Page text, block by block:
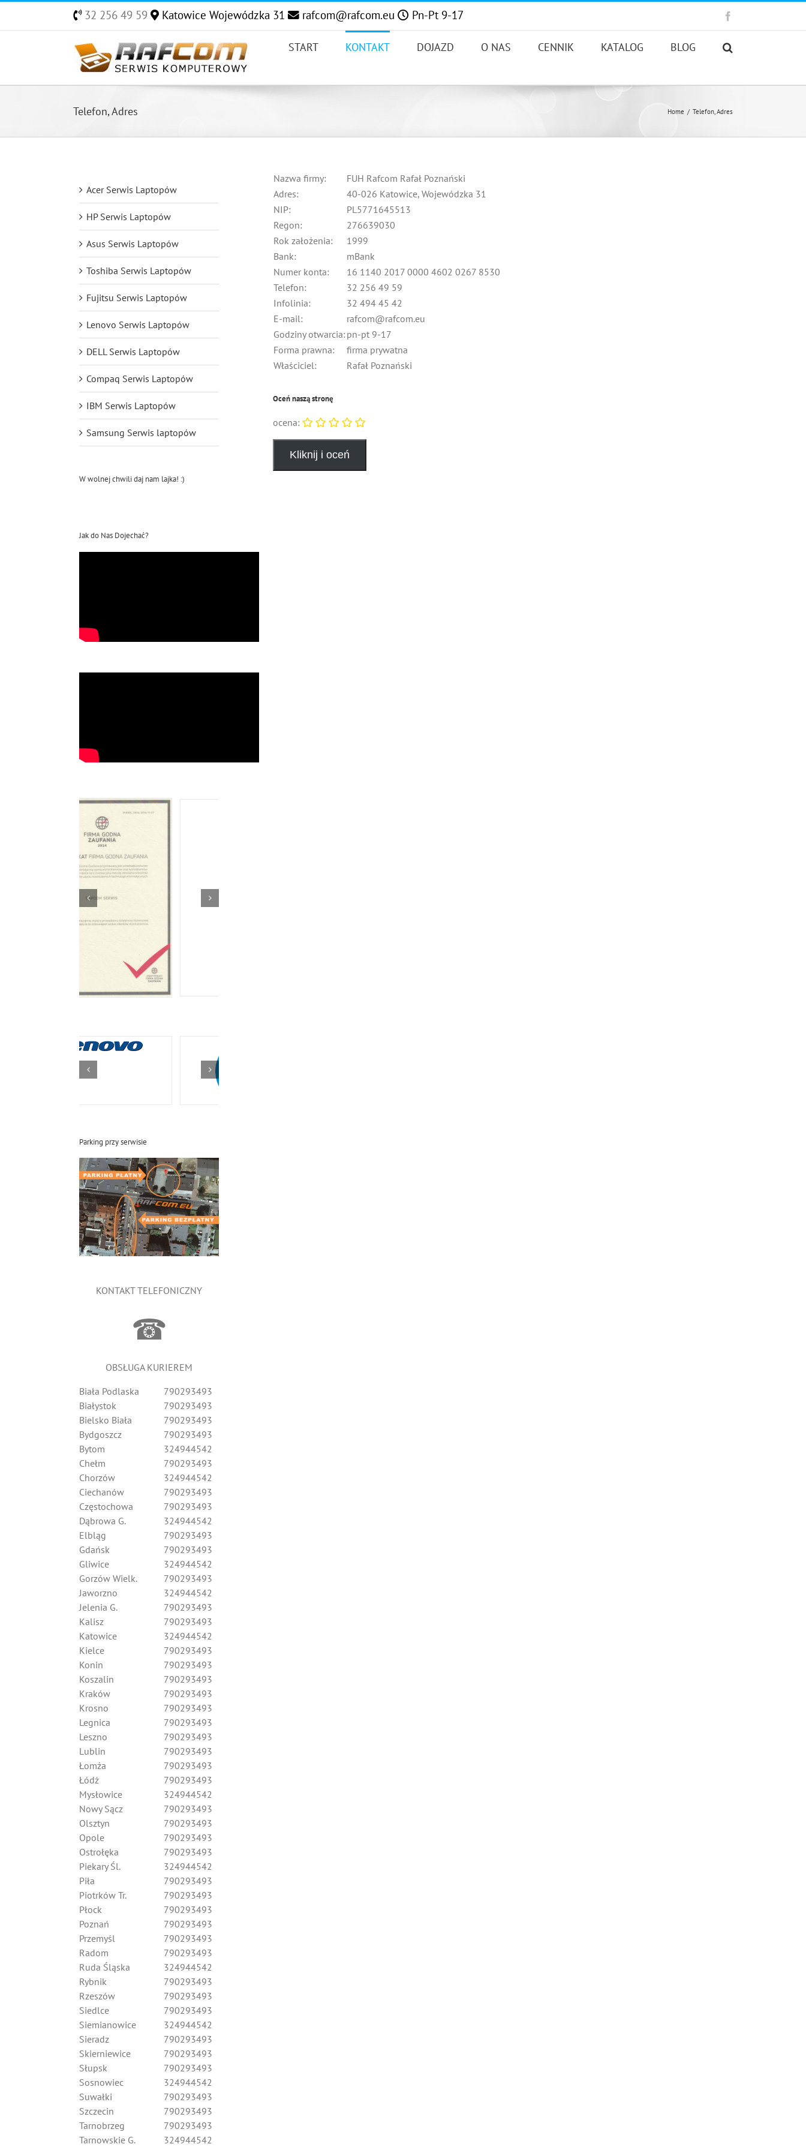
32 256 49 59 Katowice Wojewódzka 31 rafcom@rafcom.eu Pn-Pt 9-17
START KONTAKT DOJAZD O NAS CENNIK KATALOG BLOG
Telefon, Adres Home / Telefon, Adres
Nazwa firmy:
FUH Rafcom Rafał Poznański
Adres:
40-026 Katowice, Wojewódzka 31
NIP:
PL5771645513
Regon:
276639030
Rok założenia:
1999
Bank:
mBank
Numer konta:
16 1140 2017 0000 4602 0267 8530
Telefon:
32 256 49 59
Infolinia:
32 494 45 42
E-mail:
rafcom@rafcom.eu
Godziny otwarcia: pn-pt 9-17
Forma prawna:
firma prywatna
Właściciel:
Rafał Poznański
Oceń naszą stronę
ocena:
Acer Serwis Laptopów
HP Serwis Laptopów
Asus Serwis Laptopów
Toshiba Serwis Laptopów
Fujitsu Serwis Laptopów
Lenovo Serwis Laptopów
DELL Serwis Laptopów
Compaq Serwis Laptopów
IBM Serwis Laptopów
Samsung Serwis laptopów
W wolnej chwili daj nam lajka! :)
Jak do Nas Dojechać?
Parking przy serwisie
KONTAKT TELEFONICZNY
☎
OBSŁUGA KURIEREM
Biała Podlaska
790293493
Białystok
790293493
Bielsko Biała
790293493
Bydgoszcz
790293493
Bytom
324944542
Chełm
790293493
Chorzów
324944542
Ciechanów
790293493
Częstochowa
790293493
Dąbrowa G.
324944542
Elbląg
790293493
Gdańsk
790293493
Gliwice
324944542
Gorzów Wielk.
790293493
Jaworzno
324944542
Jelenia G.
790293493
Kalisz
790293493
Katowice
324944542
Kielce
790293493
Konin
790293493
Koszalin
790293493
Kraków
790293493
Krosno
790293493
Legnica
790293493
Leszno
790293493
Lublin
790293493
Łomża
790293493
Łódź
790293493
Mysłowice
324944542
Nowy Sącz
790293493
Olsztyn
790293493
Opole
790293493
Ostrołęka
790293493
Piekary Śl.
324944542
Piła
790293493
Piotrków Tr.
790293493
Płock
790293493
Poznań
790293493
Przemyśl
790293493
Radom
790293493
Ruda Śląska
324944542
Rybnik
790293493
Rzeszów
790293493
Siedlce
790293493
Siemianowice
324944542
Sieradz
790293493
Skierniewice
790293493
Słupsk
790293493
Sosnowiec
324944542
Suwałki
790293493
Szczecin
790293493
Tarnobrzeg
790293493
Tarnowskie G.
324944542